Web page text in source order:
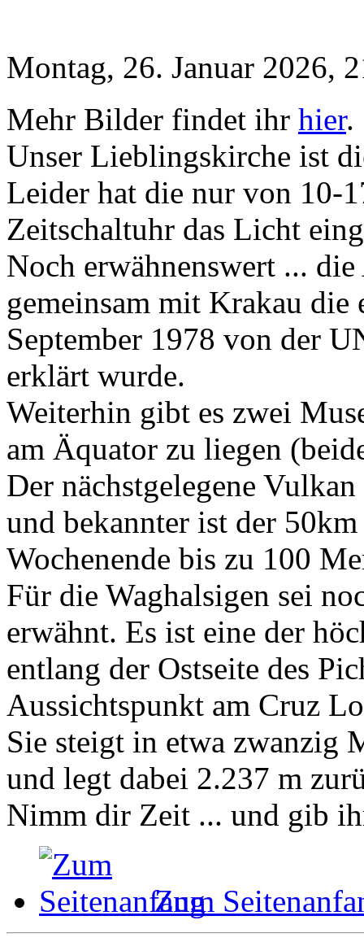
Montag, 26. Januar 2026,
Mehr Bilder findet ihr hier.
Unser Lieblingskirche ist
Leider hat die nur von 10-
Zeitschaltuhr das Licht
Noch erwähnenswert ...
gemeinsam mit Krakau die
September 1978 von der
erklärt wurde.
Weiterhin gibt es zwei
am Äquator zu liegen
Der nächstgelegene
und bekannter ist der
Wochenende bis zu 100
Für die Waghalsigen sei
erwähnt. Es ist eine der
entlang der Ostseite des
Aussichtspunkt am Cruz
Sie steigt in etwa zwanzig
und legt dabei 2.237 m
Nimm dir Zeit ... und gib
Zum